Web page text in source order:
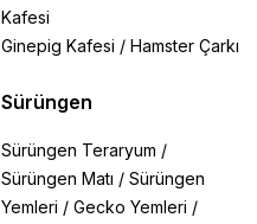
Kafesi
Ginepig Kafesi / Hamster Çarkı
Sürüngen
Sürüngen Teraryum /
Sürüngen Matı / Sürüngen
Yemleri / Gecko Yemleri /